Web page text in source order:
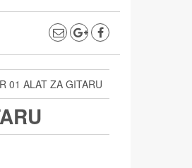
01 ALAT ZA GITARU